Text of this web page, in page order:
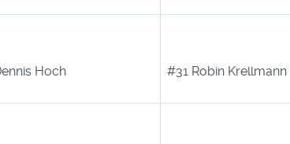
Hoch #31 Robin Krellmann